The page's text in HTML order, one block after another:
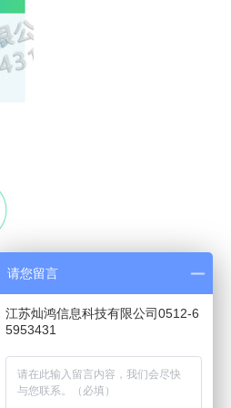
请您留言
江苏灿鸿信息科技有限公司0512-6
5953431